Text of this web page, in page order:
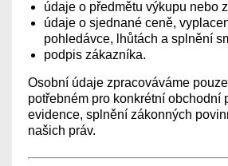
údaje o předmětu výkupu nebo
údaje o sjednané ceně,
pohledávce, lhůtách a splnění
podpis zákazníka.
Osobní údaje zpracováváme
potřebném pro konkrétní obchodní
evidence, splnění zákonných
našich práv.